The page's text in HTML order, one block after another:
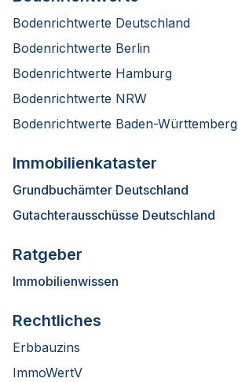
Bodenrichtwerte Deutschland
Bodenrichtwerte Berlin
Bodenrichtwerte Hamburg
Bodenrichtwerte NRW
Bodenrichtwerte Baden-Württemberg
Immobilienkataster
Grundbuchämter Deutschland
Gutachterausschüsse Deutschland
Ratgeber
Immobilienwissen
Rechtliches
Erbbauzins
ImmoWertV